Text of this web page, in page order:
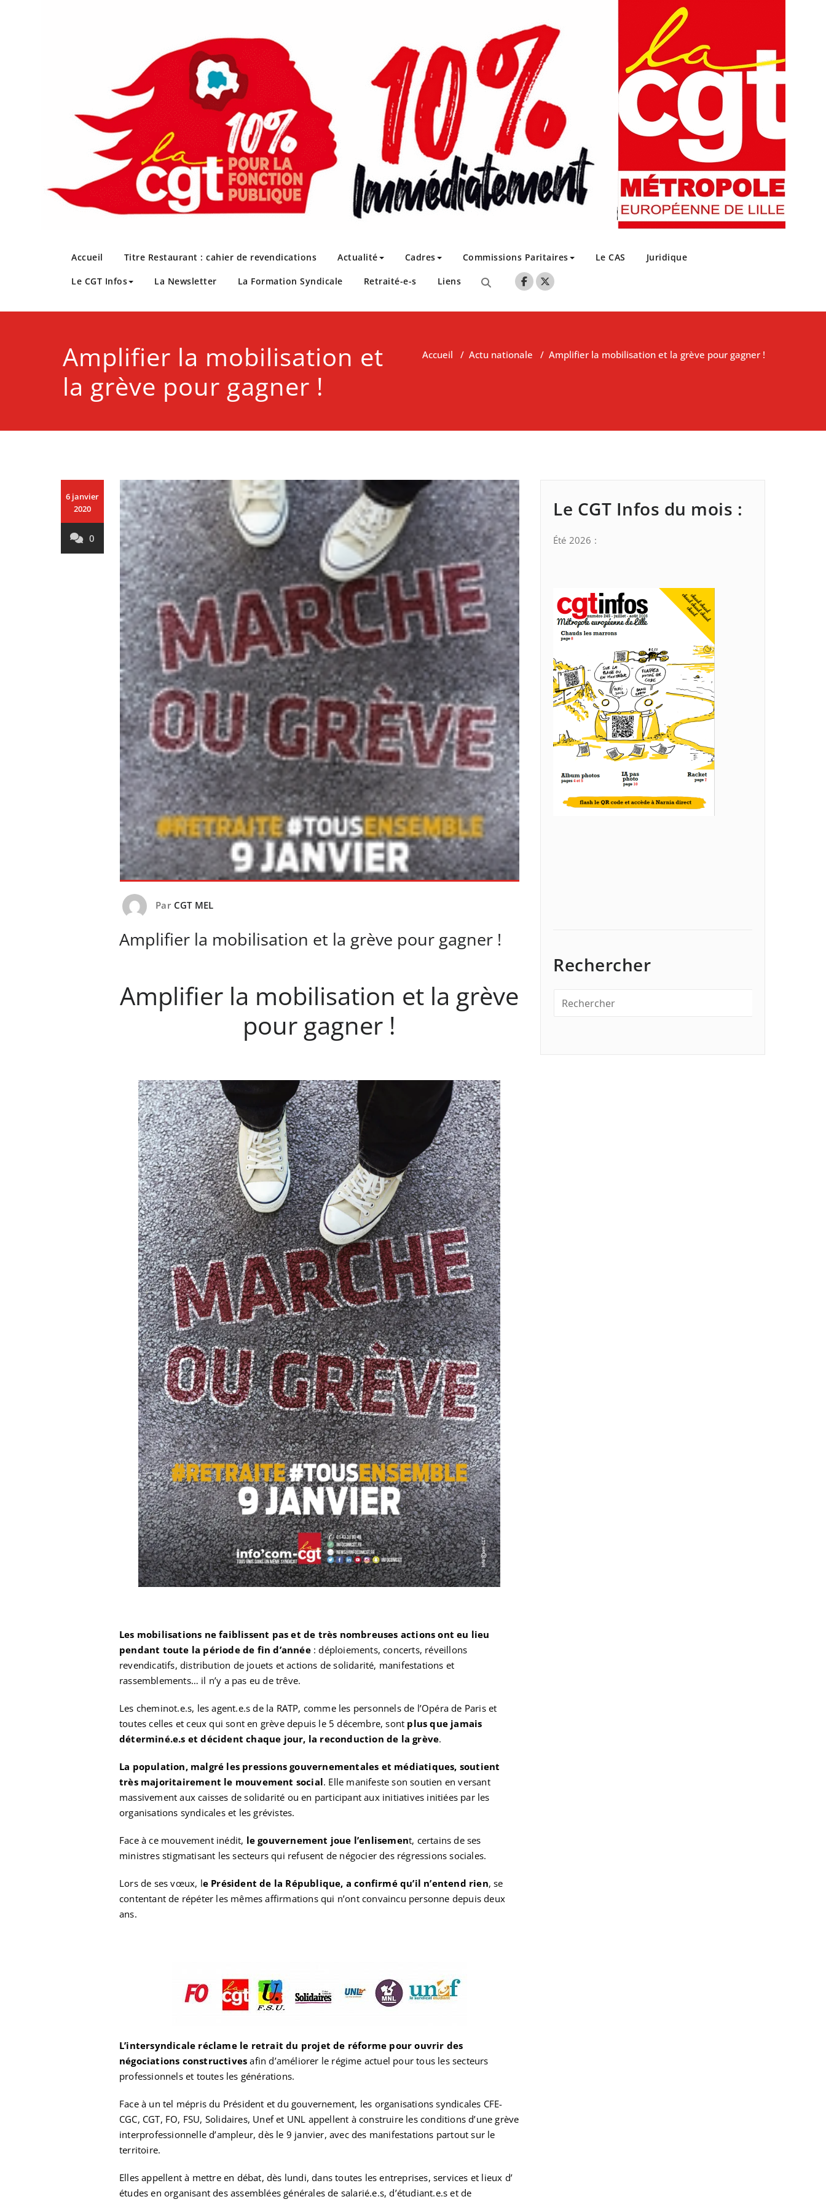
CGT Métropole Européenne de Lille
Accueil Titre Restaurant : cahier de revendications Actualité Cadres Commissions Paritaires Le CAS Juridique
Le CGT Infos La Newsletter La Formation Syndicale Retraité-e-s Liens
Amplifier la mobilisation et
la grève pour gagner !
Accueil / Actu nationale / Amplifier la mobilisation et la grève pour gagner !
6 janvier
2020
0
Par CGT MEL
Amplifier la mobilisation et la grève pour gagner !
Amplifier la mobilisation et la grève
pour gagner !
Les mobilisations ne faiblissent pas et de très nombreuses actions ont eu lieu
pendant toute la période de fin d’année: déploiements, concerts, réveillons
revendicatifs, distribution de jouets et actions de solidarité, manifestations et
rassemblements… il n’y a pas eu de trêve.
Les cheminot.e.s, les agent.e.s de la RATP, comme les personnels de l’Opéra de Paris et
toutes celles et ceux qui sont en grève depuis le 5 décembre, sont plus que jamais
déterminé.e.s et décident chaque jour, la reconduction de la grève.
La population, malgré les pressions gouvernementales et médiatiques, soutient
très majoritairement le mouvement social. Elle manifeste son soutien en versant
massivement aux caisses de solidarité ou en participant aux initiatives initiées par les
organisations syndicales et les grévistes.
Face à ce mouvement inédit, le gouvernement joue l’enlisement, certains de ses
ministres stigmatisant les secteurs qui refusent de négocier des régressions sociales.
Lors de ses vœux, le Président de la République, a confirmé qu’il n’entend rien, se
contentant de répéter les mêmes affirmations qui n’ont convaincu personne depuis deux
ans.
L’intersyndicale réclame le retrait du projet de réforme pour ouvrir des
négociations constructives afin d’améliorer le régime actuel pour tous les secteurs
professionnels et toutes les générations.
Face à un tel mépris du Président et du gouvernement, les organisations syndicales CFE-
CGC, CGT, FO, FSU, Solidaires, Unef et UNL appellent à construire les conditions d’une grève
interprofessionnelle d’ampleur, dès le 9 janvier, avec des manifestations partout sur le
territoire.
Elles appellent à mettre en débat, dès lundi, dans toutes les entreprises, services et lieux d’
études en organisant des assemblées générales de salarié.e.s, d’étudiant.e.s et de
Le CGT Infos du mois :
Été 2026 :
Rechercher